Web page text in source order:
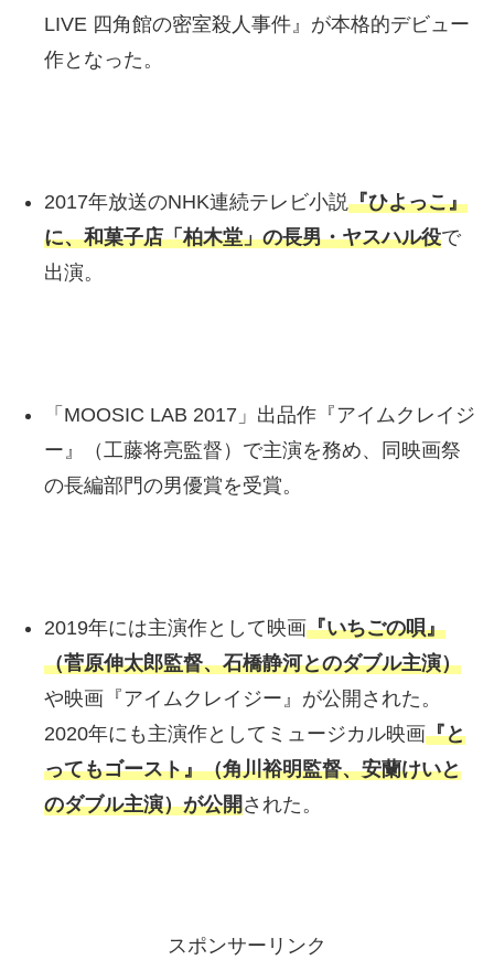
LIVE 四角館の密室殺人事件』が本格的デビュー
作となった。
2017年放送のNHK連続テレビ小説『ひよっこ』
に、和菓子店「柏木堂」の長男・ヤスハル役で
出演。
「MOOSIC LAB 2017」出品作『アイムクレイジ
ー』（工藤将亮監督）で主演を務め、同映画祭
の長編部門の男優賞を受賞。
2019年には主演作として映画『いちごの唄』
（菅原伸太郎監督、石橋静河とのダブル主演）
や映画『アイムクレイジー』が公開された。
2020年にも主演作としてミュージカル映画『と
ってもゴースト』（角川裕明監督、安蘭けいと
のダブル主演）が公開された。
スポンサーリンク